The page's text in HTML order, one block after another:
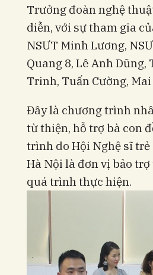
Trưởng đoàn nghệ
diễn, với sự tham gia
NSƯT Minh Lương,
Quang 8, Lê Anh
Trinh, Tuấn Cường,
Đây là chương trình
từ thiện, hỗ trợ bà con
trình do Hội Nghệ sĩ
Hà Nội là đơn vị bảo
quá trình thực hiện.